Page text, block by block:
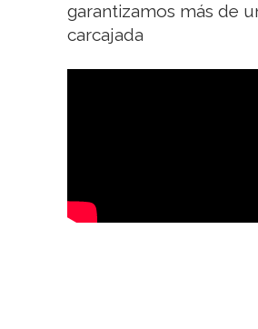
garantizamos más de
carcajada